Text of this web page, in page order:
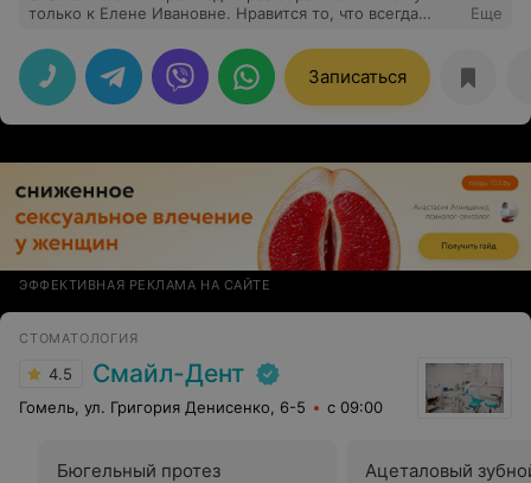
только к Елене Ивановне. Нравится то, что всегда
моменты учитывает. На приёме всегда внимательна, и
если нужно разрядить обстановку своей улыбкой.
Добрый и весёлый врач. Кайф
Еще
Записаться
ЭФФЕКТИВНАЯ РЕКЛАМА НА САЙТЕ
СТОМАТОЛОГИЯ
4.5 Смайл-Дент
Гомель, ул. Григория Денисенко, 6-5 с 09:00
Бюгельный протез
Ацеталовый